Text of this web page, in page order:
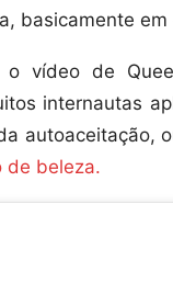
basicamente
o vídeo de
internautas
autoaceitação,
de beleza.